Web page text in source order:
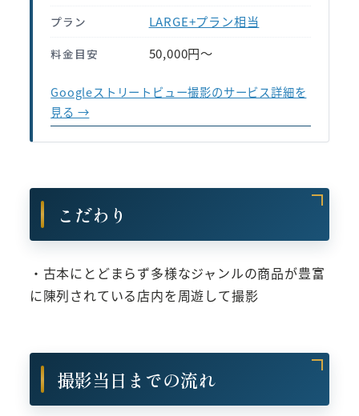
プラン LARGE+プラン相当
料金目安 50,000円〜
Googleストリートビュー撮影のサービス詳細を
見る →
こだわり
・古本にとどまらず多様なジャンルの商品が豊富
に陳列されている店内を周遊して撮影
撮影当日までの流れ